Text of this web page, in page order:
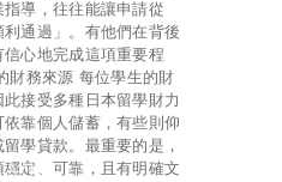
導，往往能讓申請從
利通過」。有他們在背後
心地完成這項重要程
財務來源 每位學生的財
接受多種日本留學財力
靠個人儲蓄，有些則仰
學貸款。最重要的是，
定、可靠，且有明確文